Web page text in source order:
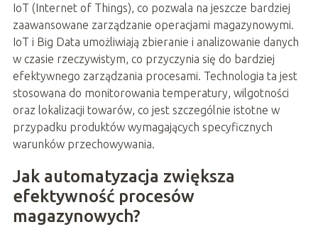
IoT (Internet of Things), co pozwala na jeszcze bardziej
zaawansowane zarządzanie operacjami magazynowymi.
IoT i Big Data umożliwiają zbieranie i analizowanie danych
w czasie rzeczywistym, co przyczynia się do bardziej
efektywnego zarządzania procesami. Technologia ta jest
stosowana do monitorowania temperatury, wilgotności
oraz lokalizacji towarów, co jest szczególnie istotne w
przypadku produktów wymagających specyficznych
warunków przechowywania.
Jak automatyzacja zwiększa
efektywność procesów
magazynowych?